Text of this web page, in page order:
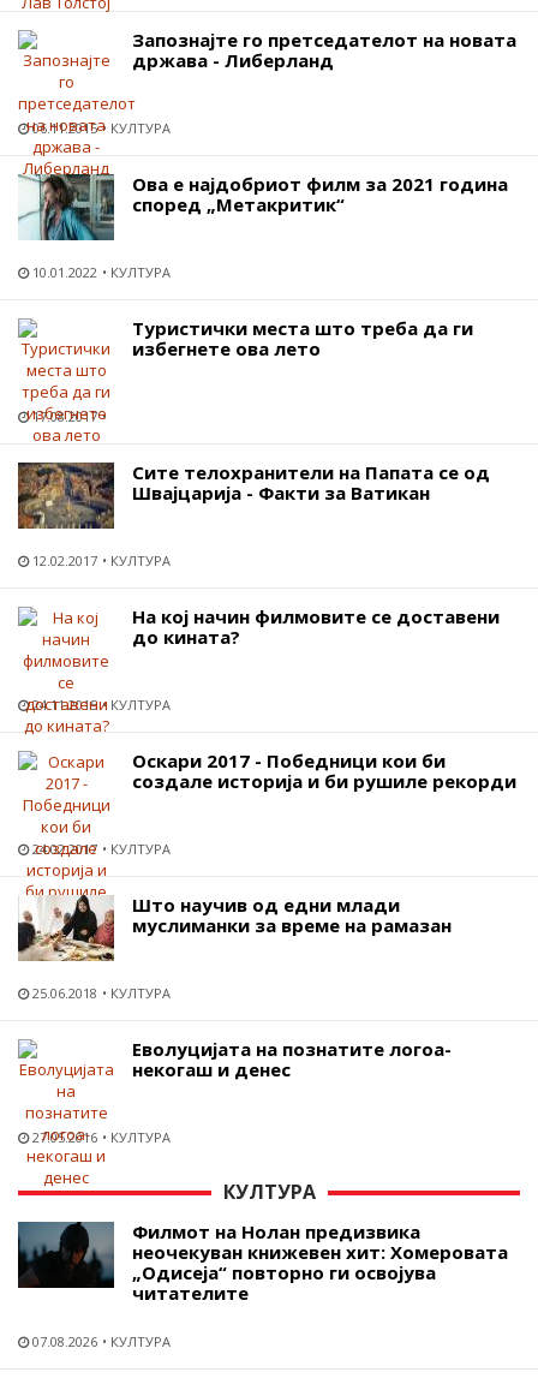
Запознајте го претседателот на новата
држава - Либерланд
06.11.2015 КУЛТУРА
Ова е најдобриот филм за 2021 година
според „Метакритик“
10.01.2022 КУЛТУРА
Туристички места што треба да ги
избегнете ова лето
17.08.2017
Сите телохранители на Папата се од
Швајцарија - Факти за Ватикан
12.02.2017 КУЛТУРА
На кој начин филмовите се доставени
до кината?
24.11.2015 КУЛТУРА
Оскари 2017 - Победници кои би
создале историја и би рушиле рекорди
24.02.2017 КУЛТУРА
Што научив од едни млади
муслиманки за време на рамазан
25.06.2018 КУЛТУРА
Еволуцијата на познатите логоа-
некогаш и денес
27.05.2016 КУЛТУРА
КУЛТУРА
Филмот на Нолан предизвика
неочекуван книжевен хит: Хомеровата
„Одисеја“ повторно ги освојува
читателите
07.08.2026 КУЛТУРА